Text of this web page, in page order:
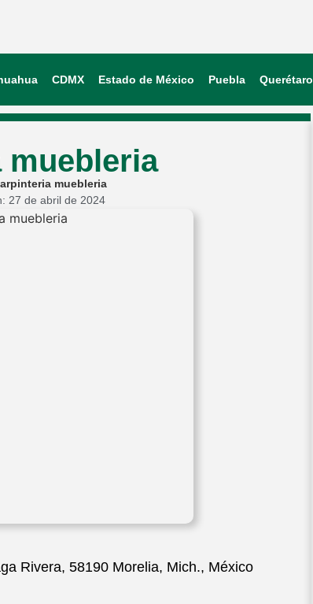
CDMX Estado de México Puebla Querétaro
muebleria
muebleria
27 de abril de 2024
Rivera, 58190 Morelia, Mich., México